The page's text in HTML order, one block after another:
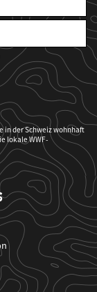
in der Schweiz wohnhaft
lokale WWF-